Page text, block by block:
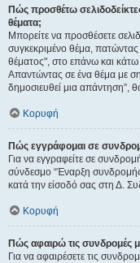
Πώς προσθέτω
θέματα;
Μπορείτε να προσθέσετε
συγκεκριμένο θέμα,
θέματος", στο επάνω και
Απαντώντας σε ένα θέμα με
δημοσιευθεί μια απάντηση”,
Κορυφή
Πώς εγγράφομαι σε
Για να εγγραφείτε σε
σύνδεσμο “Έναρξη
κατά την είσοδό σας στη Δ.
Κορυφή
Πώς αφαιρώ τις συνδρομές
Για να αφαιρέσετε τις